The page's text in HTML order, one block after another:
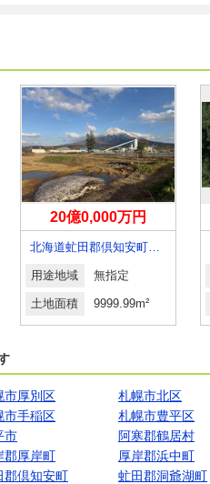
20億0,000万円
北海道虻田郡倶知安町南八条東１
用途地域 無指定
土地面積 9999.99m²
市厚別区 札幌市北区
市手稲区 札幌市豊平区
市 阿寒郡鶴居村
郡厚岸町 厚岸郡浜中町
郡倶知安町 虻田郡洞爺湖町